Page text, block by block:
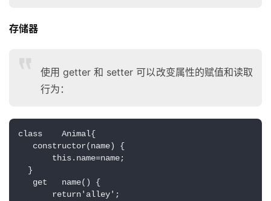
存储器
使用 getter 和 setter 可以改变属性的赋值和读取
行为：
class    Animal{
constructor(name) {
this.name=name;
}
get   name() {
return'alley';